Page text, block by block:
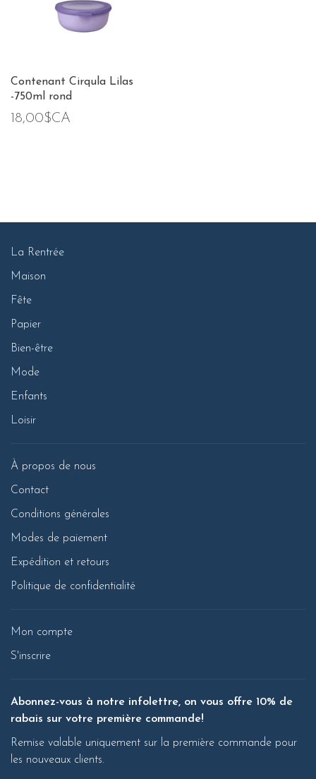
Contenant Cirqula Lilas
-750ml rond
18,00$CA
La Rentrée
Maison
Fête
Papier
Bien-être
Mode
Enfants
Loisir
À propos de nous
Contact
Conditions générales
Modes de paiement
Expédition et retours
Politique de confidentialité
Mon compte
S'inscrire
Abonnez-vous à notre infolettre, on vous offre 10% de
rabais sur votre première commande!
Remise valable uniquement sur la première commande pour
les nouveaux clients.